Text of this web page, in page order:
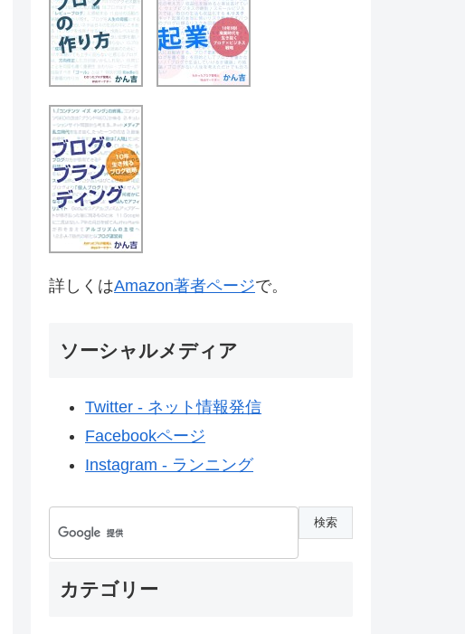
詳しくはAmazon著者ページで。
ソーシャルメディア
Twitter - ネット情報発信
Facebookページ
Instagram - ランニング
カテゴリー